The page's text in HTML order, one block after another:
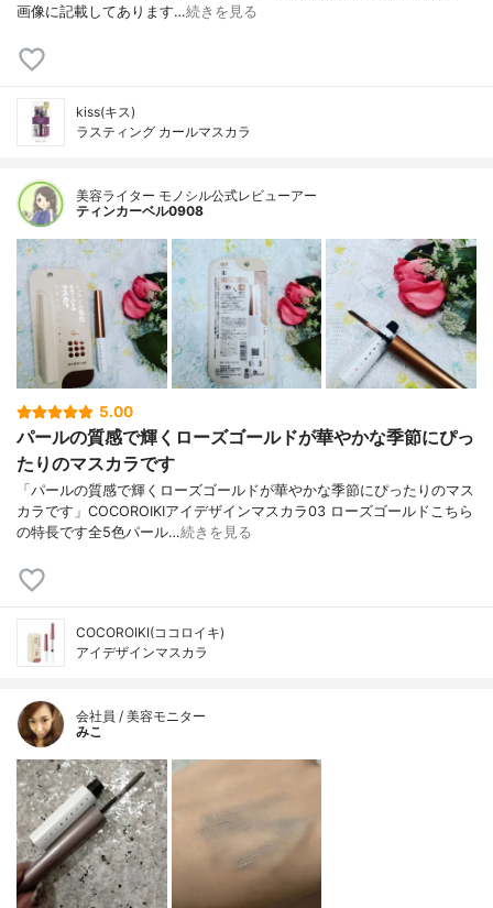
画像に記載してあります…続きを見る
kiss(キス)
ラスティング カールマスカラ
美容ライター モノシル公式レビューアー
ティンカーベル0908
5.00
パールの質感で輝くローズゴールドが華やかな季節にぴっ
たりのマスカラです
「パールの質感で輝くローズゴールドが華やかな季節にぴったりのマス
カラです」COCOROIKIアイデザインマスカラ03 ローズゴールドこちら
の特長です全5色パール…続きを見る
COCOROIKI(ココロイキ)
アイデザインマスカラ
会社員 / 美容モニター
みこ